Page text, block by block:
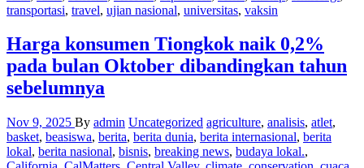
transportasi, travel, ujian nasional, universitas, vaksin
Harga konsumen Tiongkok naik 0,2%
pada bulan Oktober dibandingkan tahun
sebelumnya
Nov 9, 2025 By admin Uncategorized agriculture, analisis, atlet,
basket, beasiswa, berita, berita dunia, berita internasional, berita
lokal, berita nasional, bisnis, breaking news, budaya lokal.,